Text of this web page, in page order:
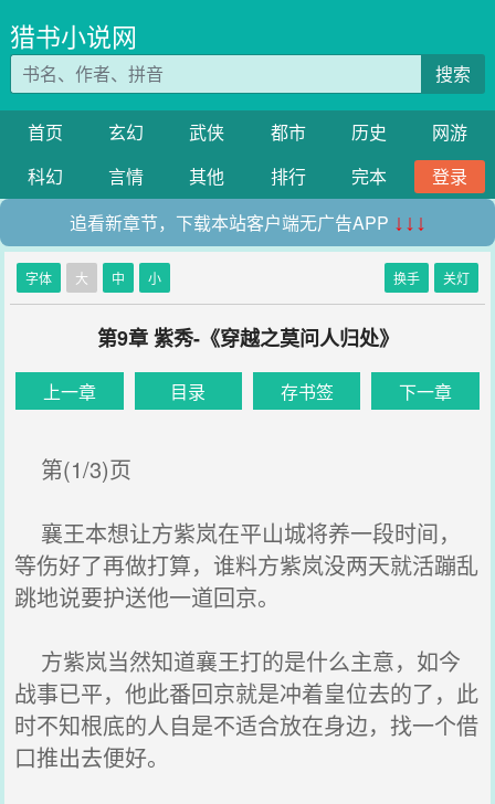
猎书小说网
搜索
首页 玄幻 武侠 都市 历史
网游
科幻
言情 其他 排行 完本
登录
追看新章节，下载本站客户端无广告APP ↓↓↓
字体 大 中 小 换手 关灯
第9章 紫秀-《穿越之莫问人归处》
上一章 目录 存书签 下一章
第(1/3)页
襄王本想让方紫岚在平山城将养一段时间，
等伤好了再做打算，谁料方紫岚没两天就活蹦乱
跳地说要护送他一道回京。
方紫岚当然知道襄王打的是什么主意，如今
战事已平，他此番回京就是冲着皇位去的了，此
时不知根底的人自是不适合放在身边，找一个借
口推出去便好。